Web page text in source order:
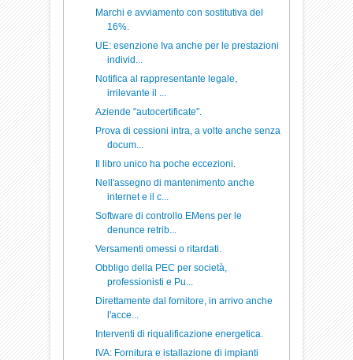
Marchi e avviamento con sostitutiva del
16%.
UE: esenzione Iva anche per le prestazioni
individ...
Notifica al rappresentante legale,
irrilevante il ...
Aziende "autocertificate".
Prova di cessioni intra, a volte anche senza
docum...
Il libro unico ha poche eccezioni.
Nell'assegno di mantenimento anche
internet e il c...
Software di controllo EMens per le
denunce retrib...
Versamenti omessi o ritardati.
Obbligo della PEC per società,
professionisti e Pu...
Direttamente dal fornitore, in arrivo anche
l'acce...
Interventi di riqualificazione energetica.
IVA: Fornitura e istallazione di impianti